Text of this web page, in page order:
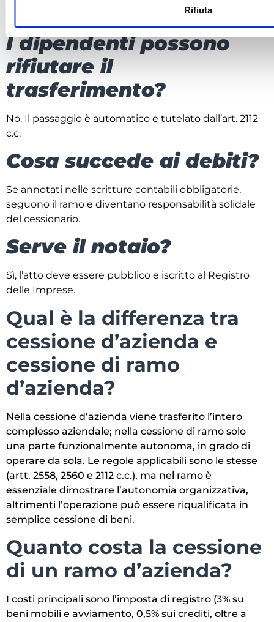
Rifiuta
No. È fuori campo IVA ai sensi dell’art. 2 DPR 633/72.
I dipendenti possono
rifiutare il
trasferimento?
No. Il passaggio è automatico e tutelato dall’art. 2112
c.c.
Cosa succede ai debiti?
Se annotati nelle scritture contabili obbligatorie,
seguono il ramo e diventano responsabilità solidale
del cessionario.
Serve il notaio?
Sì, l’atto deve essere pubblico e iscritto al Registro
delle Imprese.
Qual è la differenza tra
cessione d’azienda e
cessione di ramo
d’azienda?
Nella cessione d’azienda viene trasferito l’intero
complesso aziendale; nella cessione di ramo solo
una parte funzionalmente autonoma, in grado di
operare da sola. Le regole applicabili sono le stesse
(artt. 2558, 2560 e 2112 c.c.), ma nel ramo è
essenziale dimostrare l’autonomia organizzativa,
altrimenti l’operazione può essere riqualificata in
semplice cessione di beni.
Quanto costa la cessione
di un ramo d’azienda?
I costi principali sono l’imposta di registro (3% su
beni mobili e avviamento, 0,5% sui crediti, oltre a